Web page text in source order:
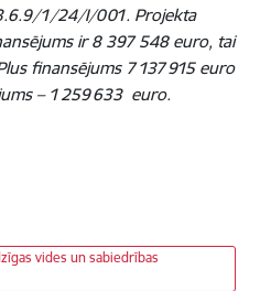
1/24/I/001. Projekta
ir 8 397 548 euro, tai
finansējums 7 137 915 euro
– 1 259 633 euro.
vides un sabiedrības